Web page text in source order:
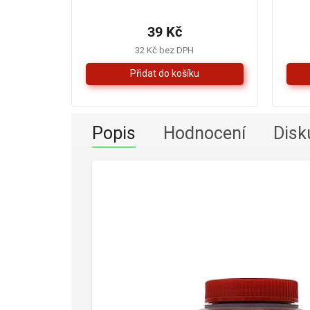
z
hvězdiček.
32 Kč bez DPH
39 Kč
Popis Hodnocení